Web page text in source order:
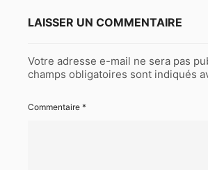
LAISSER UN COMMENTAIRE
Votre adresse e-mail ne sera pas
champs obligatoires sont indiqués
Commentaire *